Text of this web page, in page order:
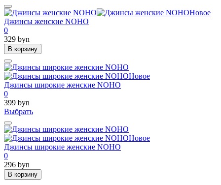
Новое
Джинсы женские NOHO
0
329 byn
В корзину
Новое
Джинсы широкие женские NOHO
0
399 byn
Выбрать
Новое
Джинсы широкие женские NOHO
0
296 byn
В корзину